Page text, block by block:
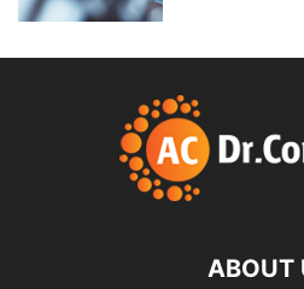
ABOUT